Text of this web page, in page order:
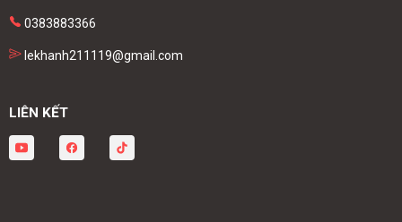
0383883366
lekhanh211119@gmail.com
LIÊN KẾT